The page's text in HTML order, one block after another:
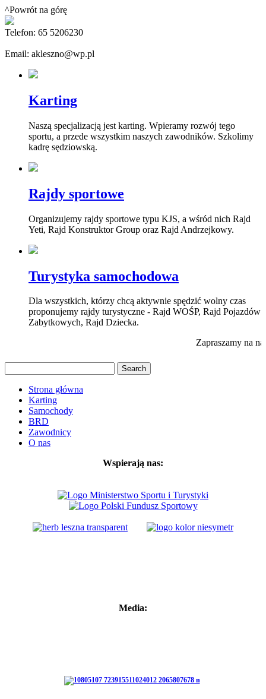
^Powrót na górę
Telefon: 65 5206230
Email: akleszno@wp.pl
Karting
Naszą specjalizacją jest karting. Wpieramy rozwój tego
sportu, a przede wszystkim naszych zawodników. Szkolimy
kadrę sędziowską.
Rajdy sportowe
Organizujemy rajdy sportowe typu KJS, a wśród nich Rajd
Yeti, Rajd Konstruktor Group oraz Rajd Andrzejkowy.
Turystyka samochodowa
Dla wszystkich, którzy chcą aktywnie spędzić wolny czas
proponujemy rajdy turystyczne - Rajd WOŚP, Rajd Pojazdów
Zabytkowych, Rajd Dziecka.
Zapraszamy na
Strona główna
Karting
Samochody
BRD
Zawodnicy
O nas
Wspierają nas:
Media: